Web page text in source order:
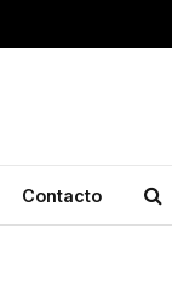
Contacto